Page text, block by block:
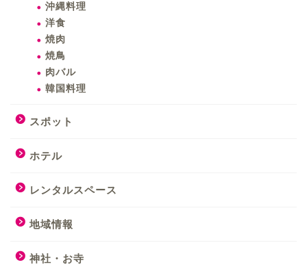
沖縄料理
洋食
焼肉
焼鳥
肉バル
韓国料理
スポット
ホテル
レンタルスペース
地域情報
神社・お寺